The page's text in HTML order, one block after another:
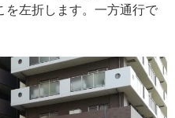
左折します。一方通行で